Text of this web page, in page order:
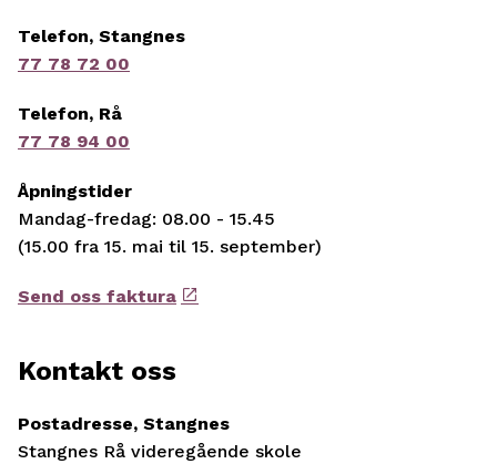
Telefon, Stangnes
77 78 72 00
Telefon, Rå
77 78 94 00
Åpningstider
Mandag-fredag: 08.00 - 15.45
(15.00 fra 15. mai til 15. september)
Send oss faktura
Kontakt oss
Postadresse, Stangnes
Stangnes Rå videregående skole